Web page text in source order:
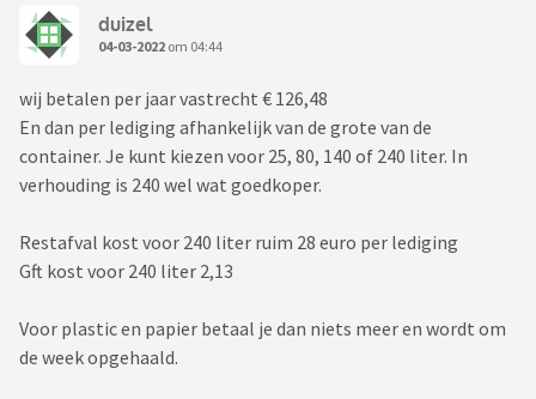
duizel
04-03-2022 om 04:44
wij betalen per jaar vastrecht € 126,48
En dan per lediging afhankelijk van de grote van de
container. Je kunt kiezen voor 25, 80, 140 of 240 liter. In
verhouding is 240 wel wat goedkoper.
Restafval kost voor 240 liter ruim 28 euro per lediging
Gft kost voor 240 liter 2,13
Voor plastic en papier betaal je dan niets meer en wordt om
de week opgehaald.